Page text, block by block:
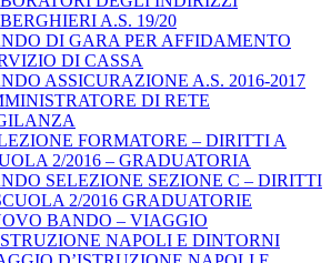
A.S. 19/20
DI GARA PER AFFIDAMENTO
DI CASSA
ASSICURAZIONE A.S. 2016-2017
DI RETE
FORMATORE – DIRITTI A
2/2016 – GRADUATORIA
SELEZIONE SEZIONE C – DIRITTI
2/2016 GRADUATORIE
BANDO – VIAGGIO
NAPOLI E DINTORNI